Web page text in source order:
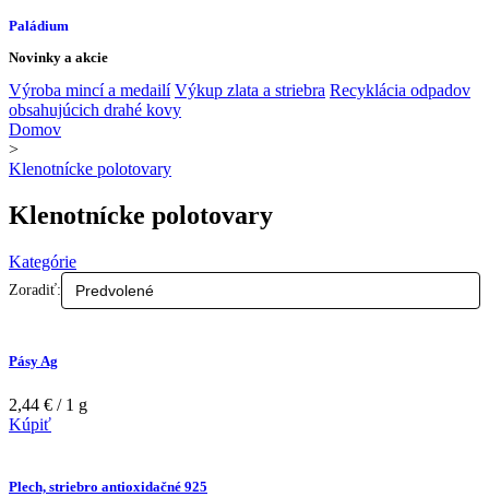
Paládium
Novinky a akcie
Výroba mincí a medailí Výkup zlata a striebra Recyklácia odpadov
obsahujúcich drahé kovy
Domov
>
Klenotnícke polotovary
Klenotnícke polotovary
Zoradiť:
Kategórie
Pásy Ag
2,44 € / 1 g
Kúpiť
Plech, striebro antioxidačné 925